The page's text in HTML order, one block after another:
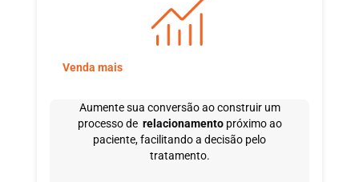
Venda mais
Aumente sua conversão ao construir um
processo de relacionamentopróximo ao
paciente, facilitando a decisão pelo
tratamento.